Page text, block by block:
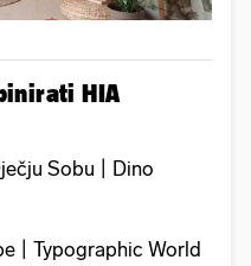
HIA
Sobu | Dino
| Typographic World